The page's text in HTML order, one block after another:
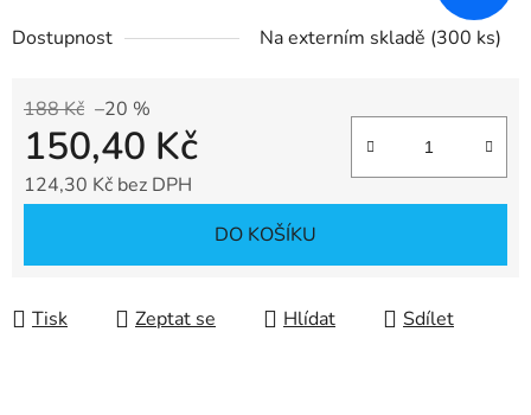
Dostupnost Na externím skladě (300 ks)
188 Kč –20 %
150,40 Kč
124,30 Kč bez DPH
DO KOŠÍKU
Tisk Zeptat se Hlídat Sdílet